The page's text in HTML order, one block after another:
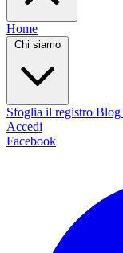
Home
Chi siamo
Sfoglia il registro Blog
Accedi
Facebook